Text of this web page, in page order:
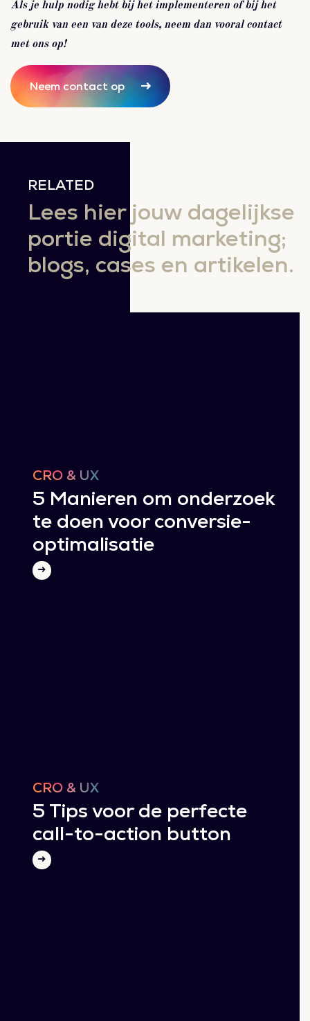
Als je hulp nodig hebt bij het implementeren of bij het
gebruik van een van deze tools, neem dan vooral contact
met ons op!
Neem contact op
RELATED
Lees hier jouw dagelijkse
portie digital marketing;
blogs, cases en artikelen.
CRO & UX
5 Manieren om onderzoek
te doen voor conversie-
optimalisatie
CRO & UX
5 Tips voor de perfecte
call-to-action button